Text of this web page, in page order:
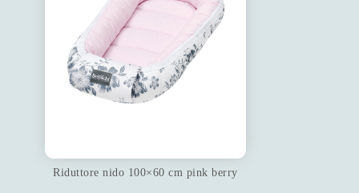
Riduttore nido 100×60 cm pink berry